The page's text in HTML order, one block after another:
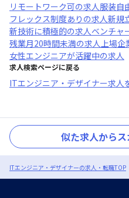
リモートワーク可の求人服装自
フレックス制度あり の求人新規
新技術に積極的の求人ベンチャ
残業月20時間未満の求人上場企
女性エンジニアが活躍中の求人
求人検索ページに戻る
ITエンジニア・デザイナー求人
似た求人から
ITエンジニア・デザイナーの求人・転職TOP